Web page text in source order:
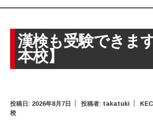
漢検も受験できま
本校】
投稿日: 2026年8月7日 投稿者: takatuki
校